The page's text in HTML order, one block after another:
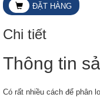
ĐẶT HÀNG
Chi tiết
Thông tin
Có rất nhiều cách để phân